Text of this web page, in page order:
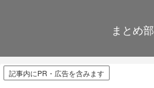
まとめ部
記事内にPR・広告を含みます